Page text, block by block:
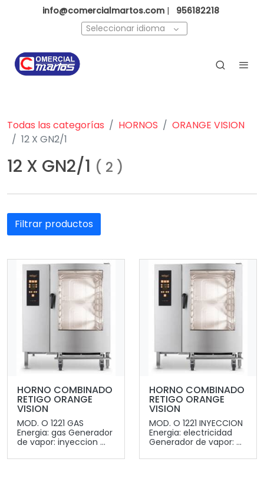
info@comercialmartos.com |
956182218
Seleccionar idioma
Todas las categorías HORNOS
ORANGE VISION
12 X GN2/1
12 X GN2/1 ( 2 )
Filtrar productos
HORNO COMBINADO
RETIGO ORANGE
VISION
MOD. O 1221 GAS
Energia: gas Generador
de vapor: inyeccion ...
HORNO COMBINADO
RETIGO ORANGE
VISION
MOD. O 1221 INYECCION
Energia: electricidad
Generador de vapor: ...